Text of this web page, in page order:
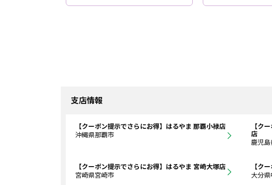
支店情報
【クーポン提示でさらにお得】はるやま 那覇小禄店
沖縄県那覇市
【ク
店
鹿児
【クーポン提示でさらにお得】はるやま 宮崎大塚店
宮崎県宮崎市
【ク
大分